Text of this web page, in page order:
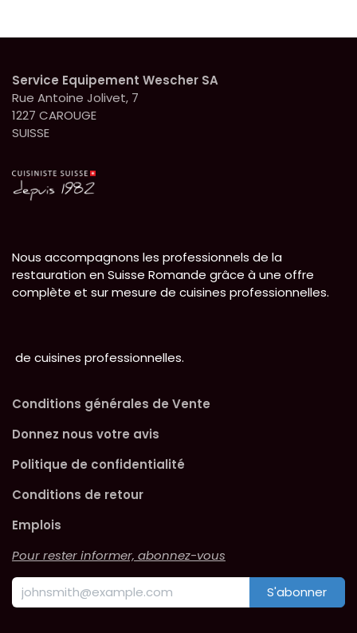
Service Equipement Wescher SA
Rue Antoine Jolivet, 7
1227 CAROUGE
SUISSE
Nous accompagnons les professionnels de la
restauration en Suisse Romande grâce à une offre
complète et sur mesure de cuisines professionnelles.
de cuisines professionnelles.
Conditions générales de Vente
Donnez nous votre avis
Politique de confidentialité
Conditions de retour
Emplois
Pour rester informer, abonnez-vous
S'abonner